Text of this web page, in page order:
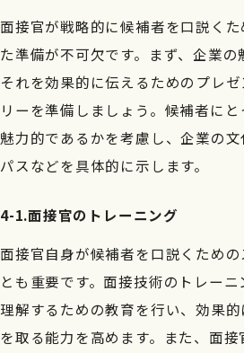
面接官が戦略的に候補者を口説く
た準備が不可欠です。まず、企業の
それを効果的に伝えるためのプレ
リーを準備しましょう。候補者に
魅力的であるかを考慮し、企業の
パスなどを具体的に示します。
4-1.面接官のトレーニング
面接官自身が候補者を口説くため
とも重要です。面接技術のトレー
理解するための教育を行い、効果
を取る能力を高めます。また、面